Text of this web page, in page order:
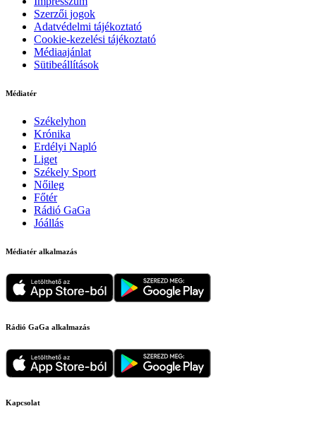
Szerzői jogok
Adatvédelmi tájékoztató
Cookie-kezelési tájékoztató
Médiaajánlat
Sütibeállítások
Médiatér
Székelyhon
Krónika
Erdélyi Napló
Liget
Székely Sport
Nőileg
Főtér
Rádió GaGa
Jóállás
Médiatér alkalmazás
Rádió GaGa alkalmazás
Kapcsolat